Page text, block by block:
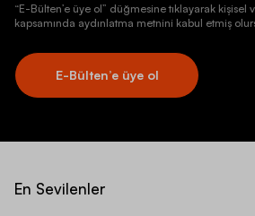
“E-Bülten’e üye ol” düğmesine tıklayarak kişisel
kapsamında aydınlatma metnini kabul etmiş
E-Bülten’e üye ol
En Sevilenler